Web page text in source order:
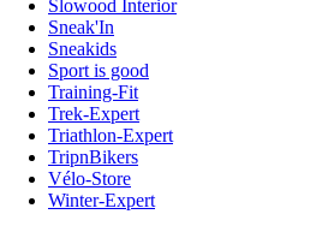
Slowood Interior
Sneak'In
Sneakids
Sport is good
Training-Fit
Trek-Expert
Triathlon-Expert
TripnBikers
Vélo-Store
Winter-Expert